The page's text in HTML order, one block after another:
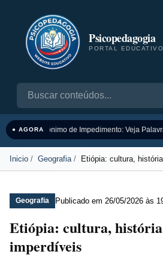
Psicopedagogia
PORTAL EDUCATIVO
● AGORASinônimo de Impedimento: Veja
Inicio Geografia Etiópia: cultura,
Geografia Publicado em 26/05/2026 às
Etiópia: cultura,
imperdíveis